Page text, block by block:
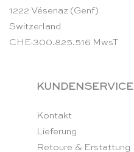
1222 Vésenaz (Genf)
Switzerland
CHE-300.825.516 MwsT
KUNDENSERVICE
Kontakt
Lieferung
Retoure & Erstattung